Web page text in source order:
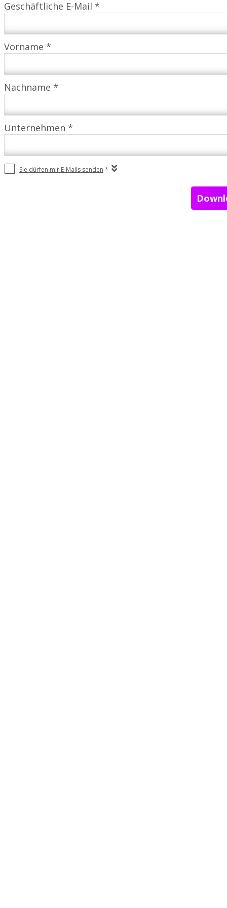
Geschäftliche E-Mail *
Vorname *
Nachname *
Unternehmen *
Sie dürfen mir E-Mails senden *